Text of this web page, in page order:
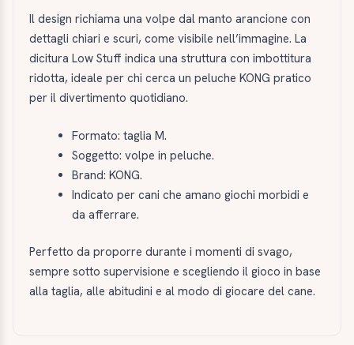
Il design richiama una volpe dal manto arancione con
dettagli chiari e scuri, come visibile nell’immagine. La
dicitura Low Stuff indica una struttura con imbottitura
ridotta, ideale per chi cerca un peluche KONG pratico
per il divertimento quotidiano.
Formato: taglia M.
Soggetto: volpe in peluche.
Brand: KONG.
Indicato per cani che amano giochi morbidi e
da afferrare.
Perfetto da proporre durante i momenti di svago,
sempre sotto supervisione e scegliendo il gioco in base
alla taglia, alle abitudini e al modo di giocare del cane.